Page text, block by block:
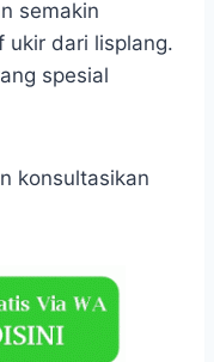
semakin
ukir dari lisplang.
spesial
konsultasikan